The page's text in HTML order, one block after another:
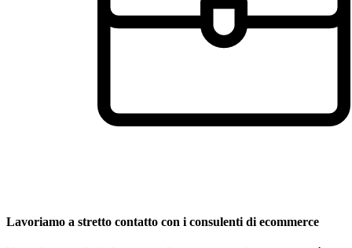
Lavoriamo a stretto contatto con i consulenti di ecommerce